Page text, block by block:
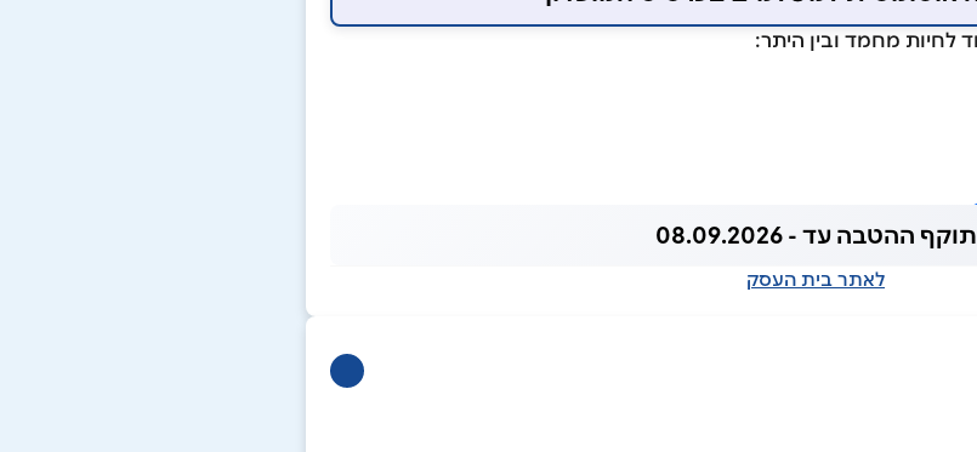
תוקף ההטבה עד - 08.09.2026
לאתר בית העסק